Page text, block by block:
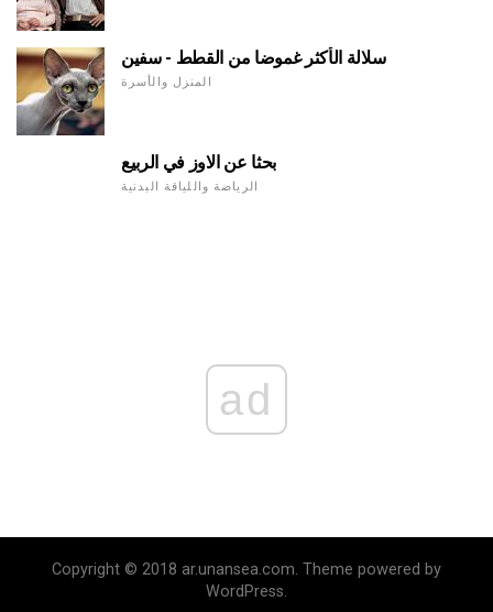
سلالة الأكثر غموضا من القطط - سفين
المنزل والأسرة
بحثا عن الاوز في الربيع
الرياضة واللياقة البدنية
ad
Copyright © 2018 ar.unansea.com. Theme powered by
WordPress.